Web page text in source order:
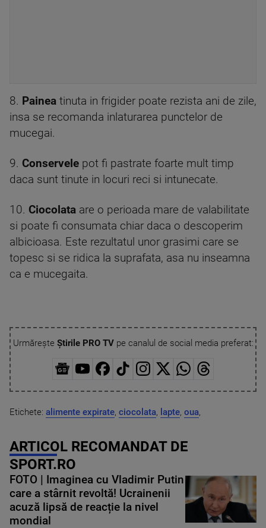
8. Painea tinuta in frigider poate rezista ani de zile,
insa se recomanda inlaturarea punctelor de
mucegai.
9. Conservele pot fi pastrate foarte mult timp
daca sunt tinute in locuri reci si intunecate.
10. Ciocolata are o perioada mare de valabilitate
si poate fi consumata chiar daca o descoperim
albicioasa. Este rezultatul unor grasimi care se
topesc si se ridica la suprafata, asa nu inseamna
ca e mucegaita.
Urmărește Știrile PRO TVpe canalul de social media preferat:
Etichete: alimente expirate, ciocolata, lapte, oua,
ARTICOL RECOMANDAT DE
SPORT.RO
FOTO | Imaginea cu Vladimir Putin
care a stârnit revoltă! Ucrainenii
acuză lipsă de reacție la nivel
mondial